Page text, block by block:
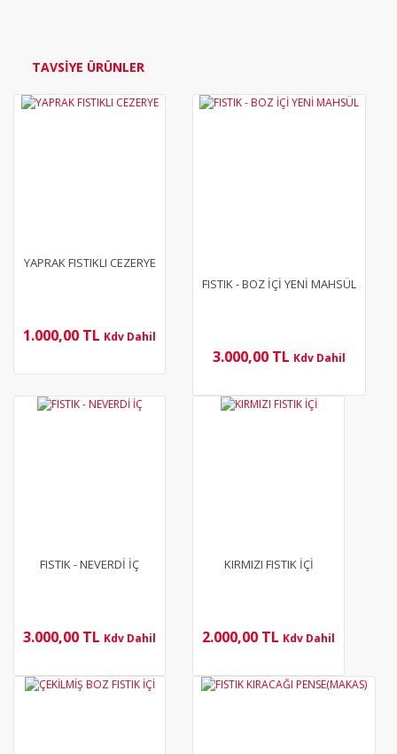
TAVSİYE ÜRÜNLER
YAPRAK FISTIKLI CEZERYE
1.000,00 TL Kdv Dahil
FISTIK - BOZ İÇİ YENİ MAHSÜL
3.000,00 TL Kdv Dahil
FISTIK - NEVERDİ İÇ
3.000,00 TL Kdv Dahil
KIRMIZI FISTIK İÇİ
2.000,00 TL Kdv Dahil